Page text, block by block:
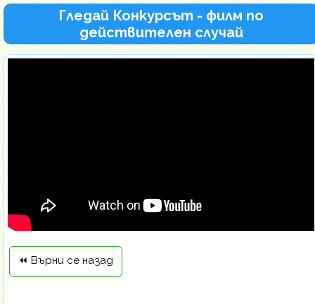
Гледай Конкурсът - филм по
действителен случай
⏪ Върни се назад